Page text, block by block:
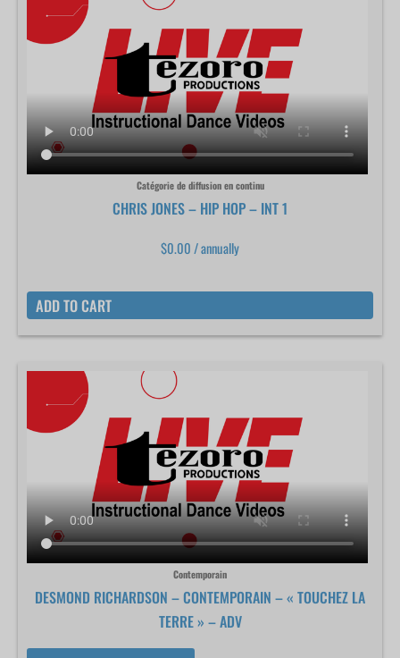
Catégorie de diffusion en continu
CHRIS JONES – HIP HOP – INT 1
$0.00/ annually
ADD TO CART
Contemporain
DESMOND RICHARDSON – CONTEMPORAIN – « TOUCHEZ LA
TERRE » – ADV